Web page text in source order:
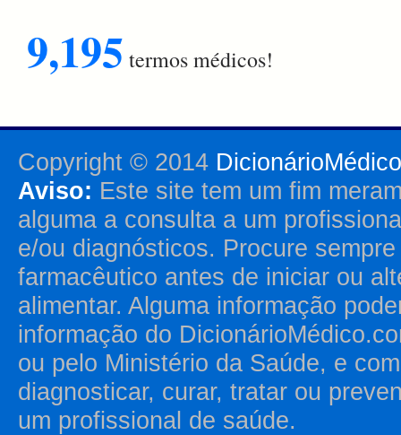
9,195 termos médicos!
Copyright © 2014
Aviso: Este site tem um fim
alguma a consulta a um
e/ou diagnósticos. Procure
farmacêutico antes de iniciar ou
alimentar. Alguma informação
informação do
ou pelo Ministério da Saúde, e
diagnosticar, curar, tratar ou
um profissional de saúde.